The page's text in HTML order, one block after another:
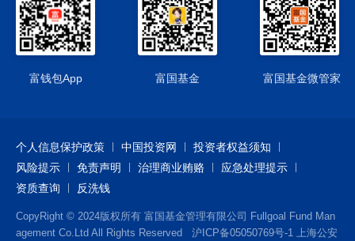
资额度、可投资对象、税务政策等方面都有一定的限制，而且
此类限制可能会不断调整，这些限制因素的变化可能对本基金
进入或退出当地市场造成障碍，从而对投资收益以及正常的申
购赎回产生直接或间接的影响。
票、汇率风险、港股通每日额度限制等。
5、基金投资存托凭证的风险
本基金投资存托凭证在承担境内上市交易股票投资的共同风险
易机制相关的特有风险。
富钱包App 富国基金 富国基金微管家
个人信息保护政策 中国投资网
投资者权益须知
风险提示
免责声明 治理商业贿赂
应急处理提示
资质查询
反洗钱
CopyRight © 2024版权所有 富国基金管理有限公司 Fullgoal Fund Man
agement Co.Ltd All Rights Reserved
沪ICP备05050769号-1 上海公安